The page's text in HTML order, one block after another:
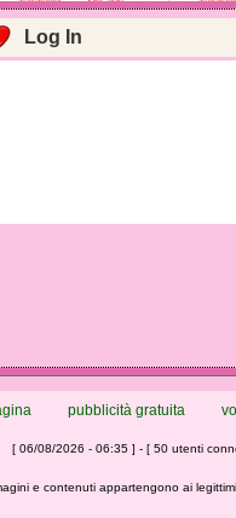
Log In
pubblicità gratuita
[ 06/08/2026 - 06:35 ] - [ 50 utenti
e contenuti appartengono ai